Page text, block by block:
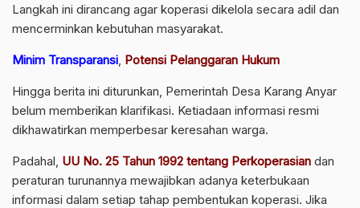
Langkah ini dirancang agar koperasi dikelola secara adil dan
mencerminkan kebutuhan masyarakat.
Minim Transparansi Potensi Pelanggaran Hukum
Hingga berita ini diturunkan, Pemerintah Desa Karang Anyar
belum memberikan klarifikasi. Ketiadaan informasi resmi
dikhawatirkan memperbesar keresahan warga.
Padahal, UU No. 25 Tahun 1992 tentang Perkoperasian dan
peraturan turunannya mewajibkan adanya keterbukaan
informasi dalam setiap tahap pembentukan koperasi. Jika